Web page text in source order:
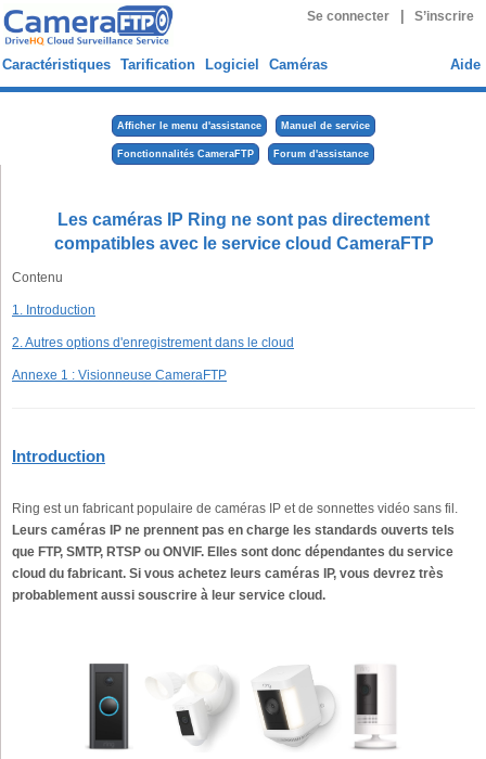
Se connecter S’inscrire
Caractéristiques Tarification Logiciel Caméras Aide
Afficher le menu d'assistance Manuel de service
Fonctionnalités CameraFTP Forum d'assistance
Les caméras IP Ring ne sont pas directement
compatibles avec le service cloud CameraFTP
Contenu
1. Introduction
2. Autres options d'enregistrement dans le cloud
Annexe 1 : Visionneuse CameraFTP
Introduction
Ring est un fabricant populaire de caméras IP et de sonnettes vidéo sans fil.
Leurs caméras IP ne prennent pas en charge les standards ouverts tels
que FTP, SMTP, RTSP ou ONVIF. Elles sont donc dépendantes du service
cloud du fabricant. Si vous achetez leurs caméras IP, vous devrez très
probablement aussi souscrire à leur service cloud.